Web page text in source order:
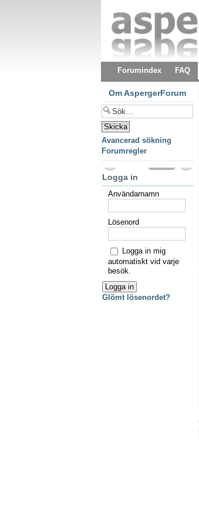
Forumindex FAQ
Om AspergerForum
Avancerad sökning
Forumregler
Logga in
Användarnamn
Lösenord
Logga in mig
automatiskt vid varje
besök.
Glömt lösenordet?